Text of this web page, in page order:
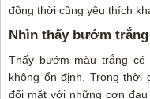
đồng thời cũng yêu thích
Nhìn thấy bướm trắng
Thấy bướm màu trắng
không ổn định. Trong thời
đối mặt với những cơn